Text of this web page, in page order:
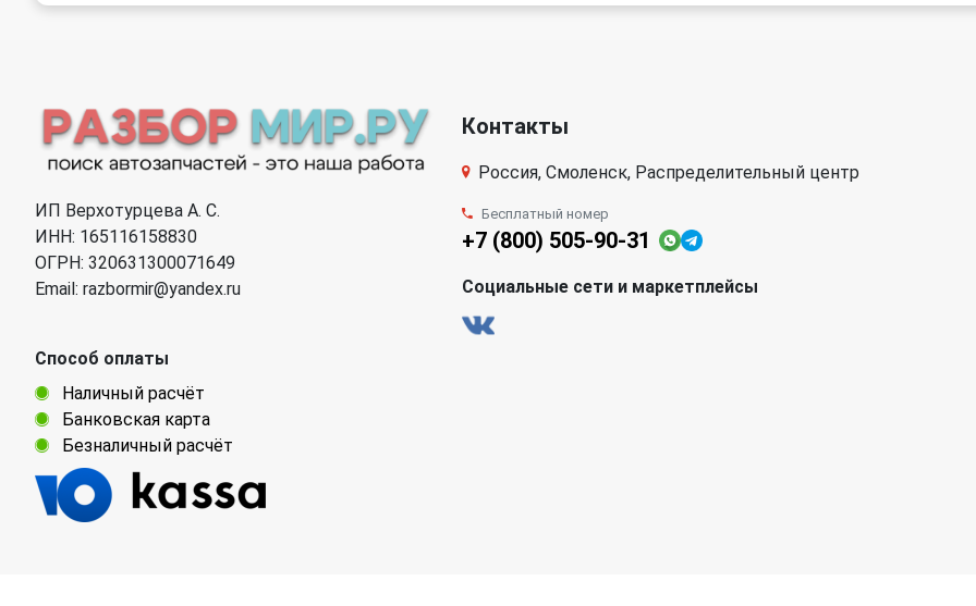
ИП Верхотурцева А. С.
ИНН: 165116158830
ОГРН: 320631300071649
Email: razbormir@yandex.ru
Способ оплаты
Наличный расчёт
Банковская карта
Безналичный расчёт
Контакты
Россия, Смоленск, Распределительный центр
Бесплатный номер
+7 (800) 505-90-31
Социальные сети и маркетплейсы